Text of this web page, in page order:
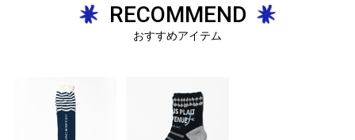
RECOMMEND
おすすめアイテム